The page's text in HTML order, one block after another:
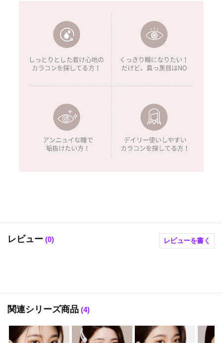
レビュー (0) レビューを書く
関連シリーズ商品 (4)